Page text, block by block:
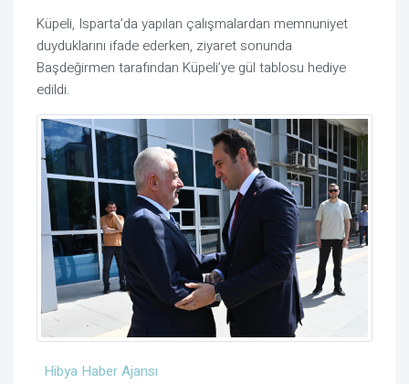
Küpeli, Isparta’da yapılan çalışmalardan memnuniyet
duyduklarını ifade ederken, ziyaret sonunda
Başdeğirmen tarafından Küpeli’ye gül tablosu hediye
edildi.
Hibya Haber Ajansı